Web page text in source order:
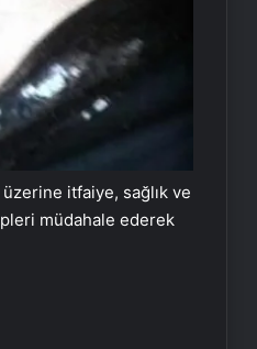
itfaiye, sağlık ve
müdahale ederek